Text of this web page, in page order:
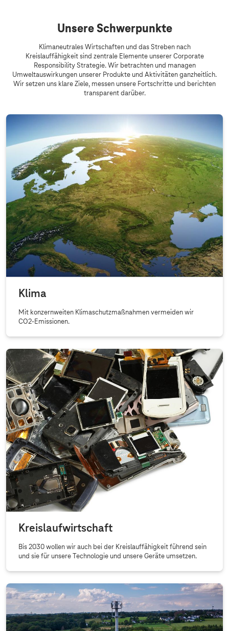
Unsere Schwerpunkte
Klimaneutrales Wirtschaften und das Streben nach
Kreislauffähigkeit sind zentrale Elemente unserer Corporate
Responsibility Strategie. Wir betrachten und managen
Umweltauswirkungen unserer Produkte und Aktivitäten ganzheitlich.
Wir setzen uns klare Ziele, messen unsere Fortschritte und berichten
transparent darüber.
Klima
Mit konzernweiten Klimaschutzmaßnahmen vermeiden wir
CO2-Emissionen.
Kreislaufwirtschaft
Bis 2030 wollen wir auch bei der Kreislauffähigkeit führend sein
und sie für unsere Technologie und unsere Geräte umsetzen.